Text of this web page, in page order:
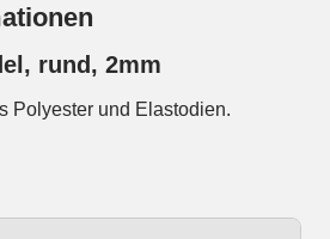
rund, 2mm
Polyester und Elastodien.